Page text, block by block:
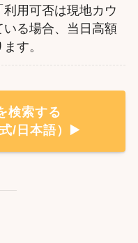
用可否は現地カウ
る場合、当日高額
す。
検索する
/日本語）▶️